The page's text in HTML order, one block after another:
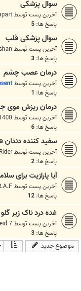
سوال پزشکی
آخرین پست توسط
پاسخ ها: 5
سوال پزشکی قلب
آخرین پست توسط
پاسخ ها: 3
درمان عصب چشم
آخرین پست توسط
پاسخ ها: 1
درمان ریزش موی
آخرین پست توسط
پاسخ ها: 6
سفید کننده دندان vi-one
آخرین پست توسط
پاسخ ها: 2
آیا پارازیت برای
آخرین پست توسطR.A.F
پاسخ ها: 12
غده درد ناک زیر گلو
آخرین پست توسط7
پاسخ ها: 3
موضوع جدید